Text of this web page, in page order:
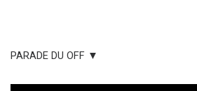
PARADE DU OFF ▼